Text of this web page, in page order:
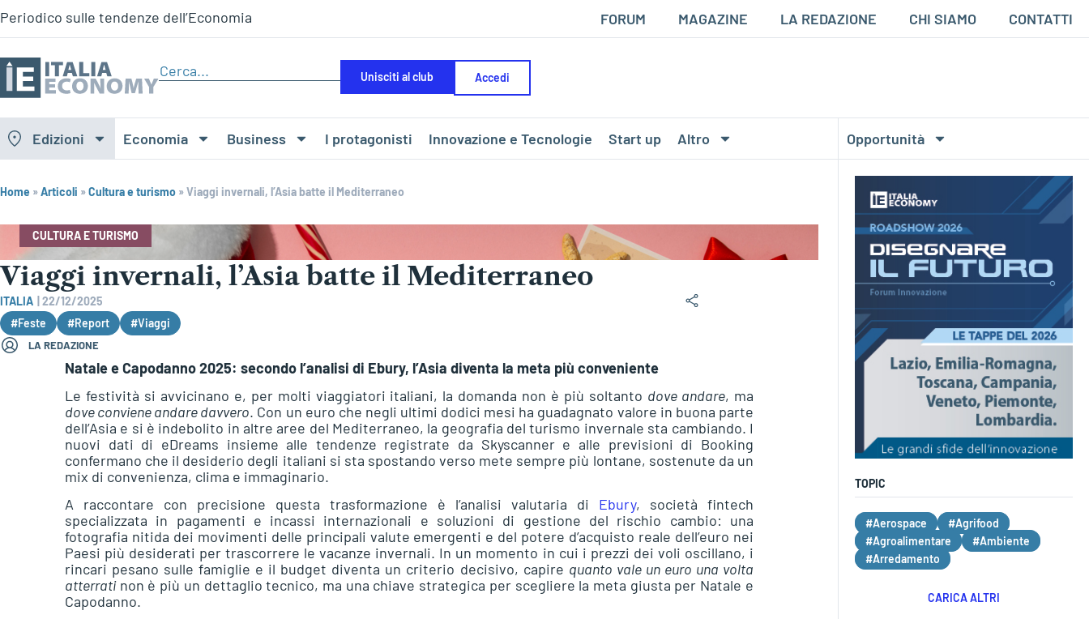
Periodico sulle tendenze dell’Economia FORUM MAGAZINE LA REDAZIONE CHI SIAMO CONTATTI
Unisciti al club Accedi
Edizioni Economia Business I protagonisti Innovazione e Tecnologie Start up Altro Opportunità
Home »Articoli »Cultura e turismo »Viaggi invernali, l’Asia batte il Mediterraneo
CULTURA E TURISMO
Viaggi invernali, l’Asia batte il Mediterraneo
ITALIA
22/12/2025
#Feste
#Report #Viaggi
LA REDAZIONE
Natale e Capodanno 2025: secondo l’analisi di Ebury, l’Asia diventa la meta più conveniente
Le festività si avvicinano e, per molti viaggiatori italiani, la domanda non è più soltanto dove andare, ma
dove conviene andare davvero. Con un euro che negli ultimi dodici mesi ha guadagnato valore in buona parte
dell’Asia e si è indebolito in altre aree del Mediterraneo, la geografia del turismo invernale sta cambiando. I
nuovi dati di eDreams insieme alle tendenze registrate da Skyscanner e alle previsioni di Booking
confermano che il desiderio degli italiani si sta spostando verso mete sempre più lontane, sostenute da un
mix di convenienza, clima e immaginario.
A raccontare con precisione questa trasformazione è l’analisi valutaria di Ebury, società fintech
specializzata in pagamenti e incassi internazionali e soluzioni di gestione del rischio cambio: una
fotografia nitida dei movimenti delle principali valute emergenti e del potere d’acquisto reale dell’euro nei
Paesi più desiderati per trascorrere le vacanze invernali. In un momento in cui i prezzi dei voli oscillano, i
rincari pesano sulle famiglie e il budget diventa un criterio decisivo, capire quanto vale un euro una volta
atterratinon è più un dettaglio tecnico, ma una chiave strategica per scegliere la meta giusta per Natale e
Capodanno.
TOPIC
#Aerospace
#Agrifood
#Agroalimentare
#Ambiente
#Arredamento
CARICA ALTRI